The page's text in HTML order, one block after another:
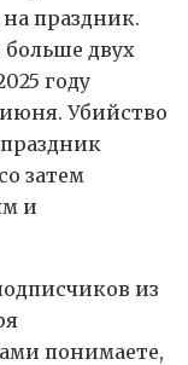
праздник.
больше двух
году
Убийство
затем
и
из
понимаете,